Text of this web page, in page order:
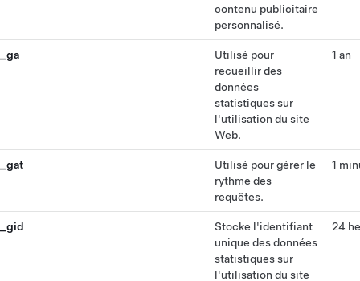
contenu publicitaire
personnalisé.
_ga
Utilisé pour
recueillir des
données
statistiques sur
l'utilisation du site
Web.
1 an
_gat
Utilisé pour gérer le
rythme des
requêtes.
1
_gid
Stocke l'identifiant
unique des données
statistiques sur
l'utilisation du site
24